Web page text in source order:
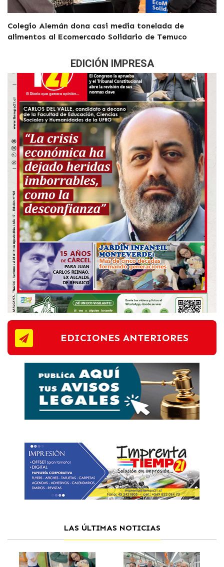
Colegio Alemán dona casi media tonelada de
alimentos al Ecomercado Solidario de Temuco
EDICIÓN IMPRESA
EDICIONES ANTERIORES
LAS ÚLTIMAS NOTICIAS